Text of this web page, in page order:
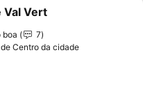
aos favoritos
Val Vert
boa
7
de Centro da cidade